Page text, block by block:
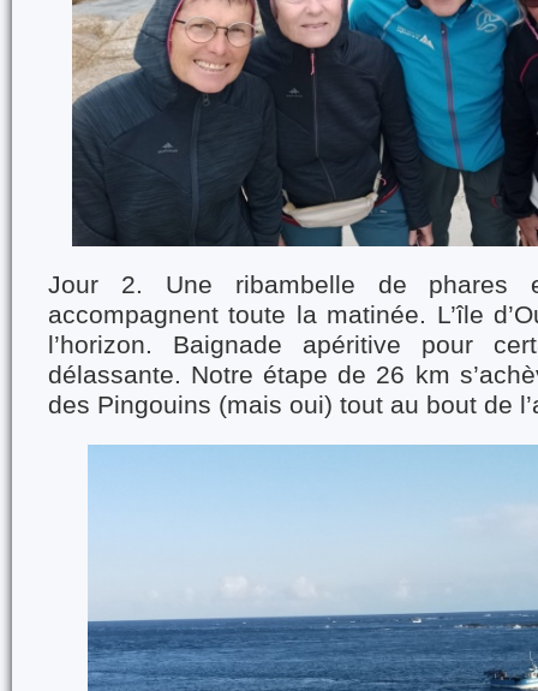
Jour 2. Une ribambelle de phares
accompagnent toute la matinée. L’île
l’horizon. Baignade apéritive pour
délassante. Notre étape de 26 km
des Pingouins (mais oui) tout au bout de